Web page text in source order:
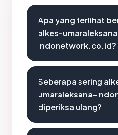
Apa yang terlihat
alkes-
indonetwork.co.id?
Seberapa sering
umaraleksana-
diperiksa ulang?